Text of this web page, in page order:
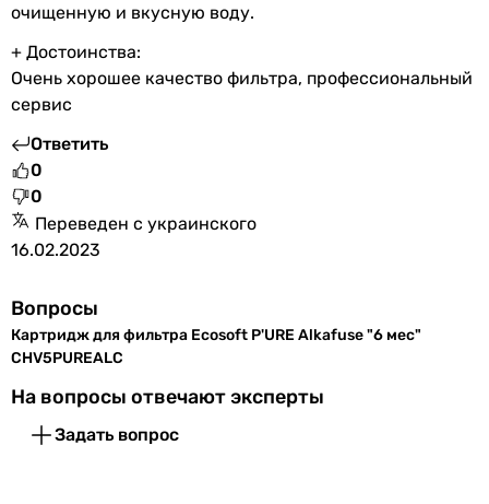
очищенную и вкусную воду.
+ Достоинства:
Очень хорошее качество фильтра, профессиональный
сервис
Ответить
0
0
Переведен с украинского
16.02.2023
Вопросы
Картридж для фильтра Ecosoft P'URE Alkafuse "6 мес"
CHV5PUREALC
На вопросы отвечают эксперты
Задать вопрос